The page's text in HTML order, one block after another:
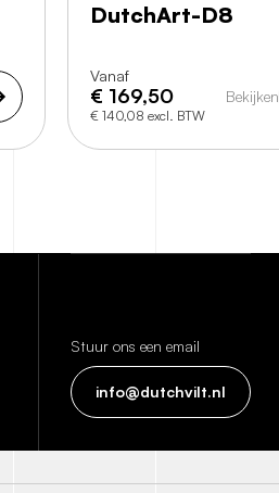
DutchArt-D8
Vanaf
€ 169,50
€ 140,08 excl. BTW
Bekijken
Stuur ons een email
info@dutchvilt.nl